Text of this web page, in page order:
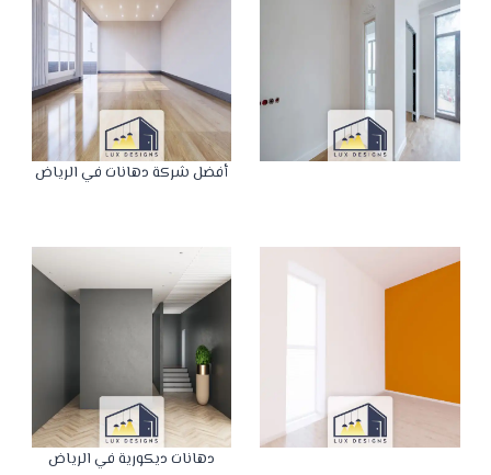
أفضل شركة دهانات في الرياض
دهانات ديكورية في الرياض